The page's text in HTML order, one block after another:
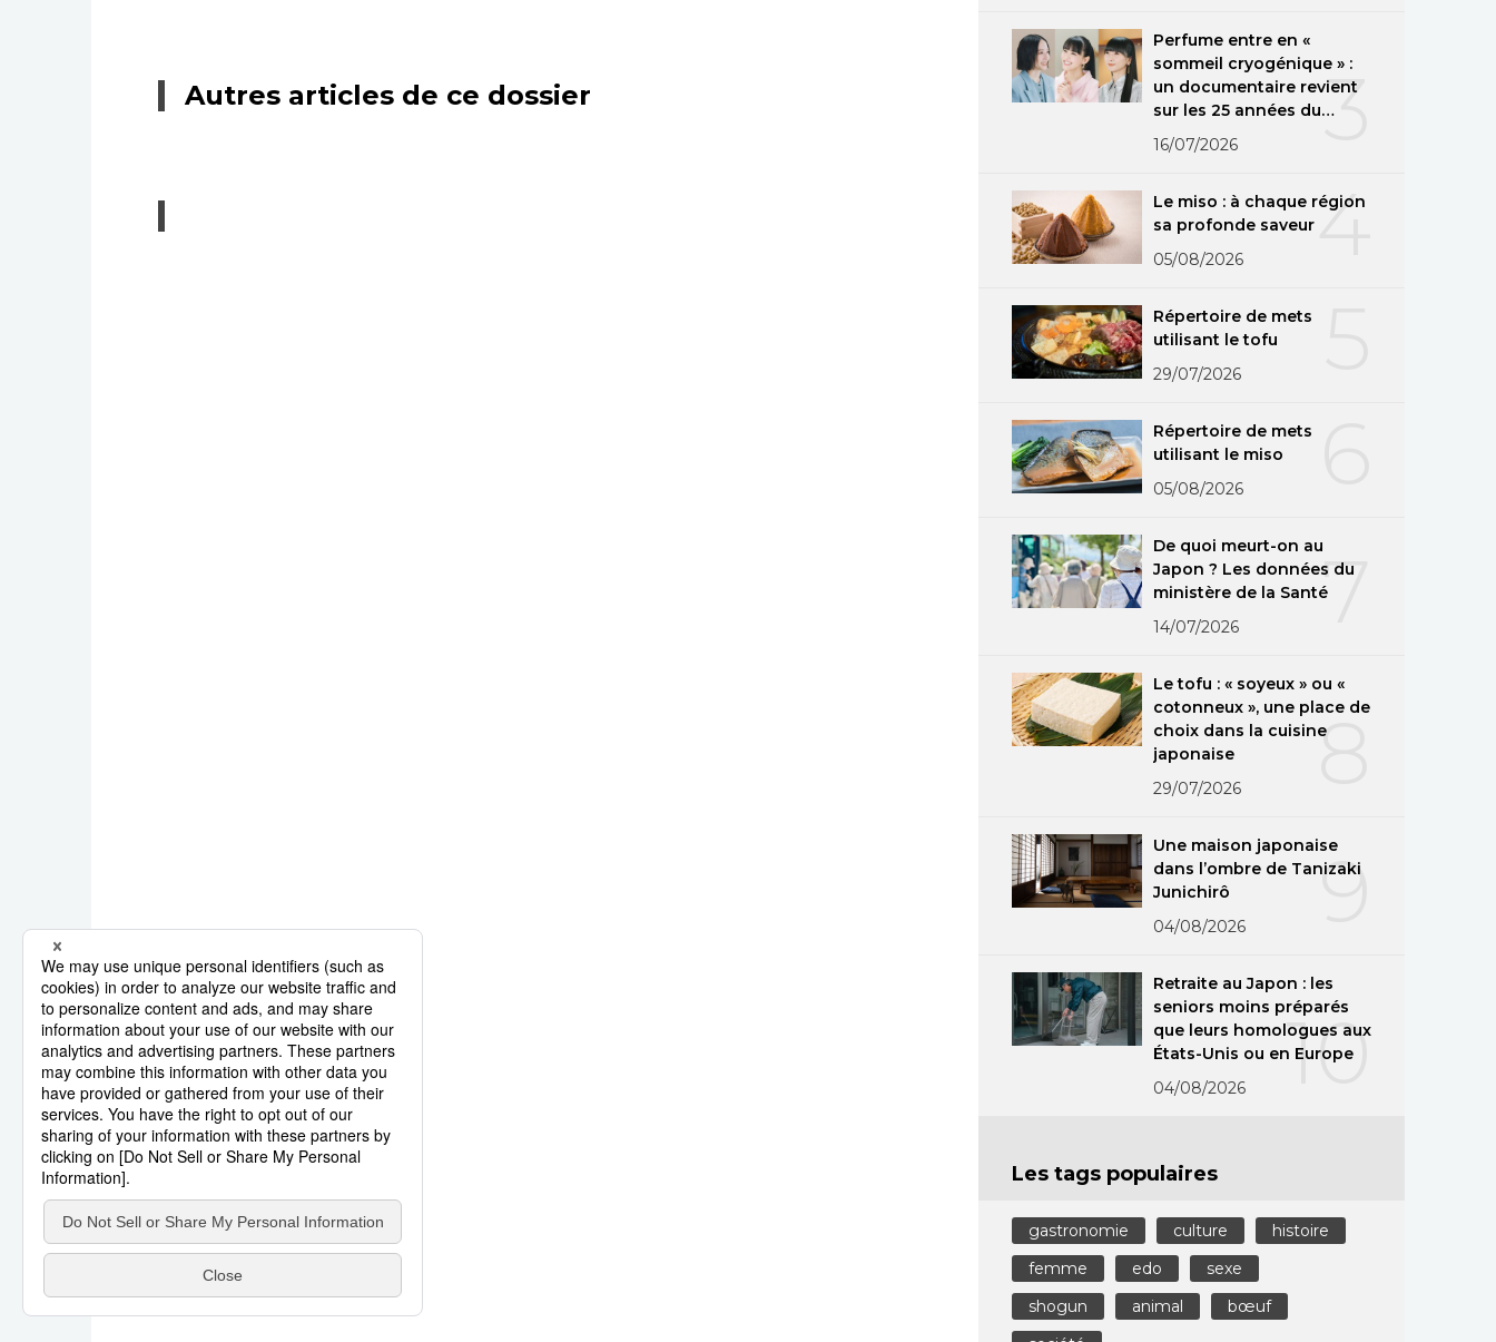
Autres articles de ce dossier 3
Perfume entre en «
sommeil cryogénique » :
un documentaire revient
sur les 25 années du
groupe
16/07/2026
4
Le miso : à chaque région
sa profonde saveur
05/08/2026
Répertoire de mets
utilisant le tofu
29/07/2026
Répertoire de mets
utilisant le miso
05/08/2026
7
De quoi meurt-on au
Japon ? Les données du
ministère de la Santé
14/07/2026
8
Le tofu : « soyeux » ou «
cotonneux », une place de
choix dans la cuisine
japonaise
29/07/2026
9
Une maison japonaise
dans l’ombre de Tanizaki
Junichirô
04/08/2026
10
Retraite au Japon : les
seniors moins préparés
que leurs homologues aux
États-Unis ou en Europe
04/08/2026
Les tags populaires
gastronomie culture
histoire
femme
edo
sexe
shogun
animal
bœuf